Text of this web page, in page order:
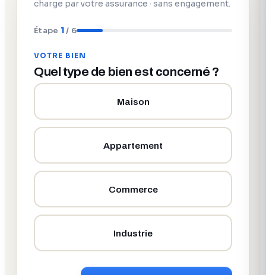
charge par votre assurance · sans engagement.
Étape 1/ 6
VOTRE BIEN
Quel type de bien est concerné ?
Maison
Appartement
Commerce
Industrie